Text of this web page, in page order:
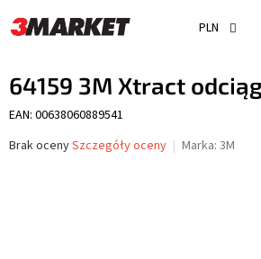
do
treści
PLN
64159 3M Xtract
EAN: 00638060889541
Średnia
Brak ocenySzczegóły oceny Marka: 3M